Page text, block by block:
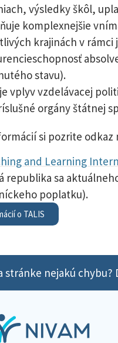
výsledky škôl,
komplexnejšie
krajinách v
stavu).
vplyv vzdelávacej
orgány štátnej
si pozrite odkaz
and Learning
republika sa
poplatku).
o TALIS
stránke nejakú chybu?